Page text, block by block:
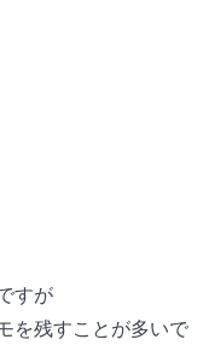
すが
を残すことが多いで